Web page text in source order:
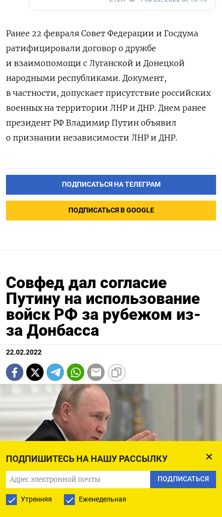
ПОДПИШИТЕСЬ НА НАШУ РАССЫЛКУ
ПОДПИСАТЬСЯ
Утренняя Еженедельная
Ранее 22 февраля Совет Федерации и Госдума
ратифицировали договор о дружбе
и взаимопомощи с Луганской и Донецкой
народными республиками. Документ,
в частности, допускает присутствие российских
военных на территории ЛНР и ДНР. Днем ранее
президент РФ Владимир Путин объявил
о признании независимости ЛНР и ДНР.
ПОДПИСАТЬСЯ НА ТЕЛЕГРАМ
ПОДПИСАТЬСЯ В GOOGLE
Совфед дал согласие
Путину на использование
войск РФ за рубежом из-
за Донбасса
22.02.2022